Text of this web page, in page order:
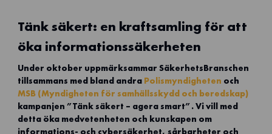
Tänk säkert: en kraftsamling för att
öka informationssäkerheten
Under oktober uppmärksammar SäkerhetsBranschen
tillsammans med bland andra Polismyndigheten och
MSB (Myndigheten för samhällsskydd och beredskap)
kampanjen ”Tänk säkert – agera smart”. Vi vill med
detta öka medvetenheten och kunskapen om
informations- och cybersäkerhet, sårbarheter och